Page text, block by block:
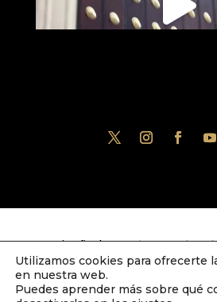
Diseñado poriNova Cloud
deGrupo Inova
2023©
reservados.Política de
Utilizamos cookies para ofrecerte
en nuestra web.
Puedes aprender más sobre qué